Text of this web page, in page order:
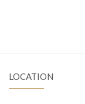
LOCATION